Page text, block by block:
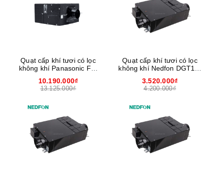
Quạt cấp khí tươi có lọc
không khí Panasonic FV-
10.190.000₫
13.125.000₫
Quạt cấp khí tươi có lọc
không khí Nedfon DGT10-
3.520.000₫
4.200.000₫